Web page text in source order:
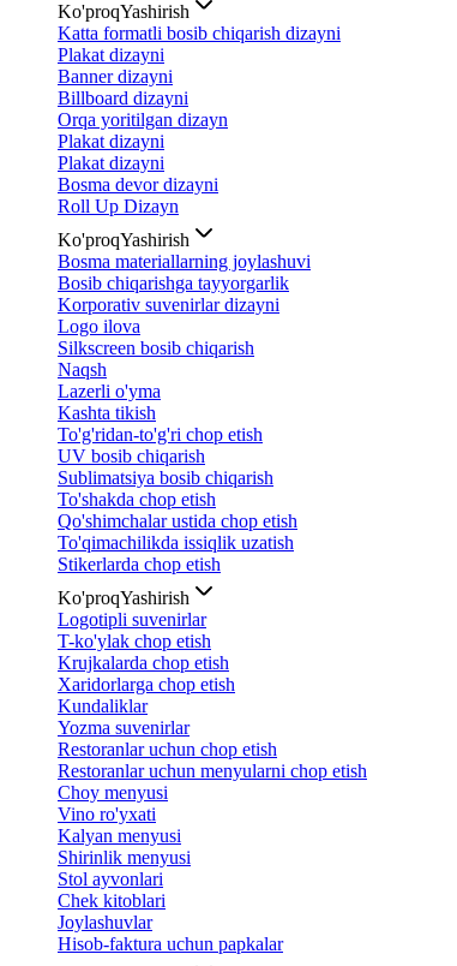
Ko'proqYashirish
Katta formatli bosib chiqarish dizayni
Plakat dizayni
Banner dizayni
Billboard dizayni
Orqa yoritilgan dizayn
Plakat dizayni
Plakat dizayni
Bosma devor dizayni
Roll Up Dizayn
Ko'proqYashirish
Bosma materiallarning joylashuvi
Bosib chiqarishga tayyorgarlik
Korporativ suvenirlar dizayni
Logo ilova
Silkscreen bosib chiqarish
Naqsh
Lazerli o'yma
Kashta tikish
To'g'ridan-to'g'ri chop etish
UV bosib chiqarish
Sublimatsiya bosib chiqarish
To'shakda chop etish
Qo'shimchalar ustida chop etish
To'qimachilikda issiqlik uzatish
Stikerlarda chop etish
Ko'proqYashirish
Logotipli suvenirlar
T-ko'ylak chop etish
Krujkalarda chop etish
Xaridorlarga chop etish
Kundaliklar
Yozma suvenirlar
Restoranlar uchun chop etish
Restoranlar uchun menyularni chop etish
Choy menyusi
Vino ro'yxati
Kalyan menyusi
Shirinlik menyusi
Stol ayvonlari
Chek kitoblari
Joylashuvlar
Hisob-faktura uchun papkalar